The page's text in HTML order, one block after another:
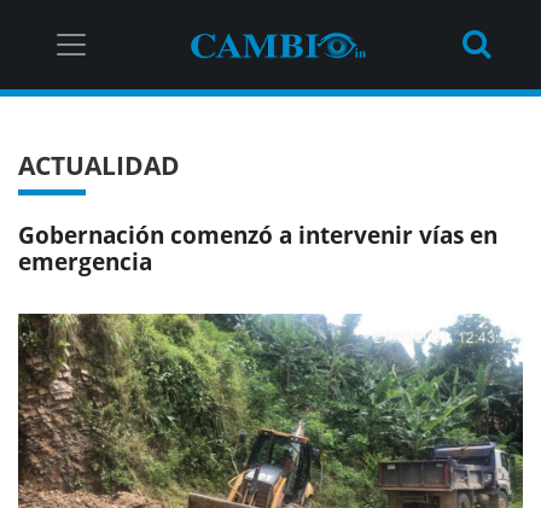
ACTUALIDAD
Gobernación comenzó a intervenir vías en
emergencia